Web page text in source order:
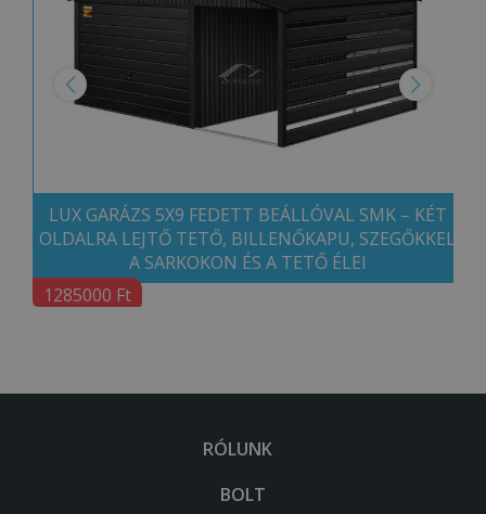
LUX GARÁZS 5X9 FEDETT BEÁLLÓVAL SMK – KÉT
OLDALRA LEJTŐ TETŐ, BILLENŐKAPU, SZEGŐKKEL
A SARKOKON ÉS A TETŐ ÉLEI
1285000 Ft
RÓLUNK
BOLT